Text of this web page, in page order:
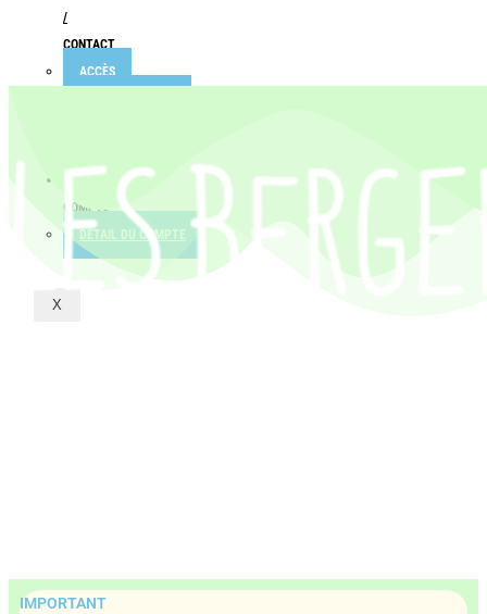
/
CONTACT
ACCÈS
MON
COMPTE
DÉTAIL DU COMPTE
X
IMPORTANT